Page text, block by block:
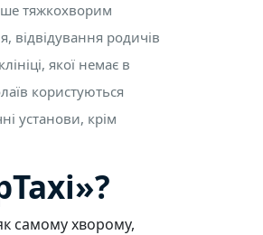
тяжкохворим
відвідування родичів
якої немає в
користуються
установи, крім
самому хворому,